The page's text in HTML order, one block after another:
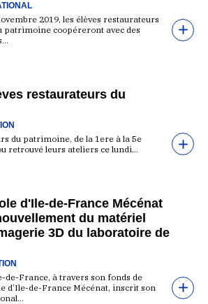
2019, les élèves restaurateurs
patrimoine coopéreront avec des
restaurateurs du
du patrimoine, de la 1ere à la 5e
retrouvé leurs ateliers ce lundi…
d'Ile-de-France Mécénat
du matériel
3D du laboratoire de
de-France, à travers son fonds de
d’Ile-de-France Mécénat, inscrit son